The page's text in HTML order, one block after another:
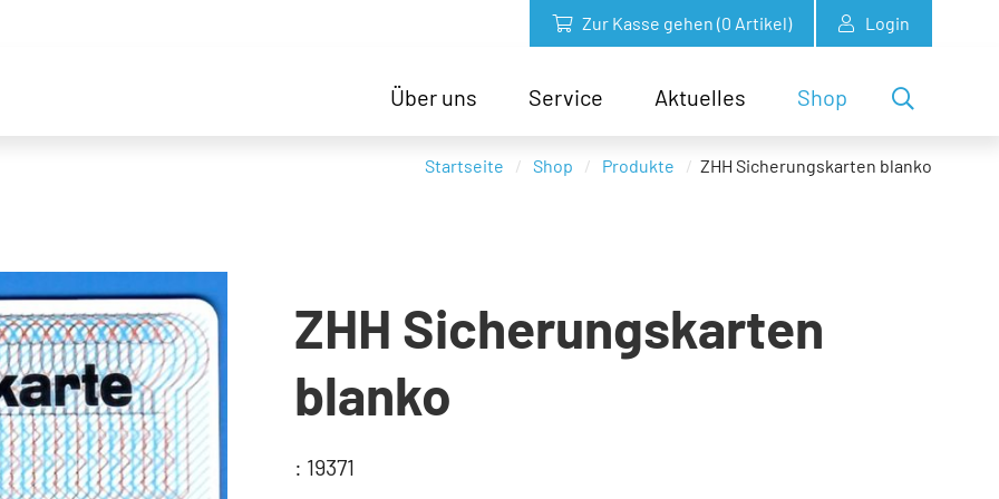
Zur Kasse gehen (0 Artikel) Login
Über uns Service Aktuelles Shop
Startseite Shop Produkte ZHH Sicherungskarten blanko
ZHH Sicherungskarten
blanko
: 19371